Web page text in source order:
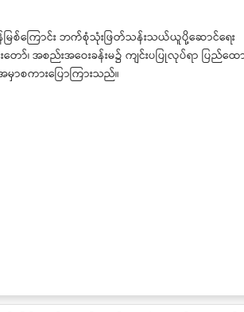
မြစ်ကြောင်း ဘက်စုံသုံးဖြတ်သန်းသယ်ယူပို့ဆောင်ရေး
ာ်၊ အစည်းအဝေးခန်းမ၌ ကျင်းပပြုလုပ်ရာ ပြည်ထေ
ာစကားပြောကြားသည်။